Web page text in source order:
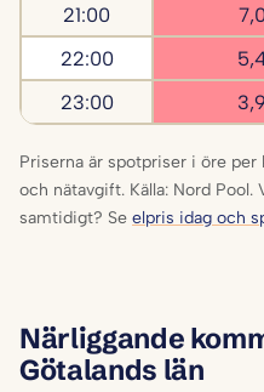
21:00
22:00
23:00
Priserna är spotpriser i öre
och nätavgift. Källa: Nord Pool.
samtidigt? Se elpris idag och
Närliggande
Götalands län